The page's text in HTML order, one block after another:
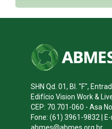
SHN Qd. 01, Bl. "F",
Edifício Vision Work &
CEP: 70.701-060 - Asa
Fone: (61) 3961-9832 |